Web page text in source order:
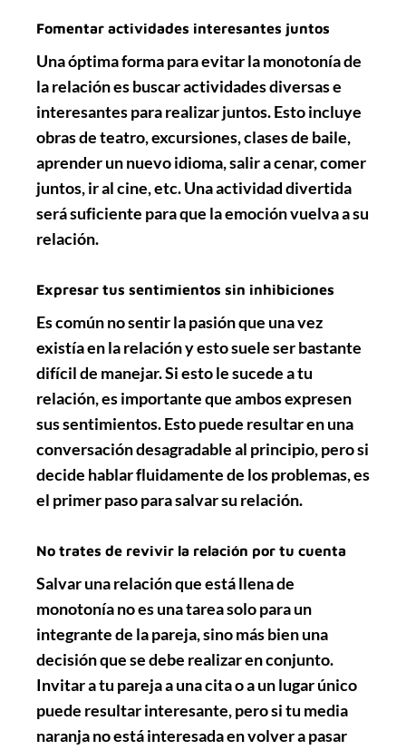
Fomentar actividades interesantes juntos
Una óptima forma para evitar lamonotoníade
la relación es buscar actividadesdiversas e
interesantespara realizar juntos. Esto incluye
obras de teatro, excursiones, clases de baile,
aprender un nuevo idioma, salir a cenar, comer
juntos, ir al cine, etc. Una actividad divertida
será suficiente para que laemociónvuelva a su
relación.
Expresar tus sentimientos sin inhibiciones
Es común no sentir lapasiónque una vez
existía en la relación y esto suele ser bastante
difícil de manejar. Si esto le sucede a tu
relación, es importante queambos expresen
sus sentimientos. Esto puede resultar en una
conversación desagradable al principio, pero si
decide hablar fluidamentede los problemas, es
el primer paso para salvar su relación.
No trates de revivir la relación por tu cuenta
Salvar una relación que está llena de
monotoníano es una tarea solo para un
integrante de la pareja, sino más bien una
decisión que se debe realizaren conjunto.
Invitar a tu pareja a una cita o a un lugar único
puede resultar interesante, pero si tu media
naranja no está interesada envolver a pasar